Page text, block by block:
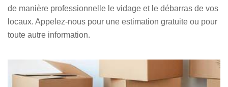
de manière professionnelle le vidage et le débarras de vos
locaux. Appelez-nous pour une estimation gratuite ou pour
toute autre information.